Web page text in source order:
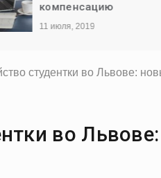
компенсацию
11 июля, 2019
студентки во Львове:
во